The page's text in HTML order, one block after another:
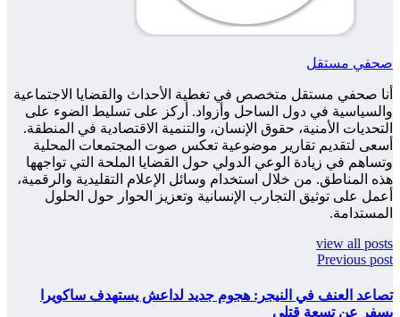
صحفي مستقل
أنا صحفي مستقل متخصص في تغطية الأحداث والقضايا الاجتماعية
والسياسية في دول الساحل وأزواد. أركز على تسليط الضوء على
التحديات الأمنية، حقوق الإنسان، والتنمية الاقتصادية في المنطقة.
أسعى لتقديم تقارير موضوعية تعكس صوت المجتمعات المحلية
وتساهم في زيادة الوعي الدولي حول القضايا الملحة التي تواجهها
هذه المناطق. من خلال استخدام وسائل الإعلام التقليدية والرقمية،
أعمل على توثيق التجارب الإنسانية وتعزيز الحوار حول الحلول
المستدامة.
view all posts
Previous post
تصاعد العنف في النيجر: هجوم جديد لداعش يستهدف ساكويرا
يسفر عن تسعة قتلى